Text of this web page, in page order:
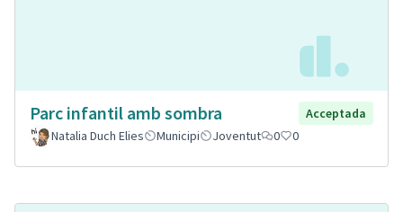
Parc infantil amb sombra
Acceptada
Natalia Duch Elies
Municipi Joventut 0 0